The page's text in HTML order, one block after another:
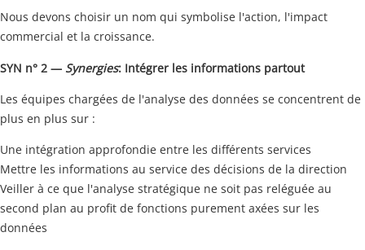
Nous devons choisir un nom qui symbolise l'action, l'impact
commercial et la croissance.
SYN n° 2 — Synergies: Intégrer les informations partout
Les équipes chargées de l'analyse des données se concentrent de
plus en plus sur :
Une intégration approfondie entre les différents services
Mettre les informations au service des décisions de la direction
Veiller à ce que l'analyse stratégique ne soit pas reléguée au
second plan au profit de fonctions purement axées sur les
données